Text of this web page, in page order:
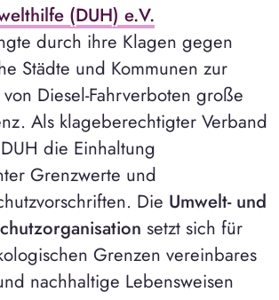
(DUH) e.V.
durch ihre Klagen gegen
Städte und Kommunen zur
Diesel-Fahrverboten große
Als klageberechtigter Verband
die Einhaltung
Grenzwerte und
Die Umwelt- und
setzt sich für
Grenzen vereinbares
nachhaltige Lebensweisen